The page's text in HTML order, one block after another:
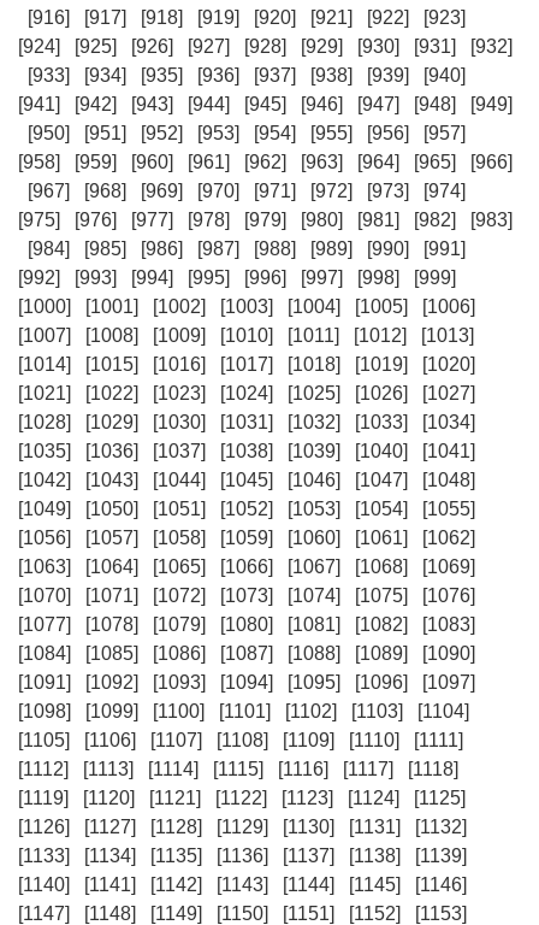
[916] [917] [918] [919] [920] [921] [922]
[923]
[924]
[925] [926] [927] [928] [929] [930] [931]
[932]
[933]
[934] [935] [936] [937] [938] [939]
[940]
[941]
[942] [943] [944] [945] [946] [947] [948]
[949]
[950]
[951] [952] [953] [954] [955] [956]
[957]
[958]
[959] [960] [961] [962] [963] [964] [965]
[966]
[967]
[968] [969] [970] [971] [972] [973]
[974]
[975]
[976] [977] [978] [979] [980] [981] [982]
[983]
[984]
[985] [986] [987] [988] [989] [990]
[991]
[992]
[993] [994] [995] [996] [997] [998]
[999]
[1000]
[1001] [1002] [1003] [1004] [1005]
[1006]
[1007]
[1008] [1009] [1010] [1011] [1012]
[1013]
[1014]
[1015] [1016] [1017] [1018] [1019]
[1020]
[1021]
[1022] [1023] [1024] [1025] [1026]
[1027]
[1028]
[1029] [1030] [1031] [1032] [1033]
[1034]
[1035]
[1036] [1037] [1038] [1039] [1040]
[1041]
[1042]
[1043] [1044] [1045] [1046] [1047]
[1048]
[1049]
[1050] [1051] [1052] [1053] [1054]
[1055]
[1056]
[1057] [1058] [1059] [1060] [1061]
[1062]
[1063]
[1064] [1065] [1066] [1067] [1068]
[1069]
[1070]
[1071] [1072] [1073] [1074] [1075]
[1076]
[1077]
[1078] [1079] [1080] [1081] [1082]
[1083]
[1084]
[1085] [1086] [1087] [1088] [1089]
[1090]
[1091]
[1092] [1093] [1094] [1095] [1096]
[1097]
[1098]
[1099] [1100] [1101] [1102] [1103]
[1104]
[1105]
[1106] [1107] [1108] [1109] [1110]
[1111]
[1112]
[1113] [1114] [1115] [1116] [1117]
[1118]
[1119]
[1120] [1121] [1122] [1123] [1124]
[1125]
[1126]
[1127] [1128] [1129] [1130] [1131]
[1132]
[1133]
[1134] [1135] [1136] [1137] [1138]
[1139]
[1140]
[1141] [1142] [1143] [1144] [1145]
[1146]
[1147]
[1148] [1149] [1150] [1151] [1152]
[1153]